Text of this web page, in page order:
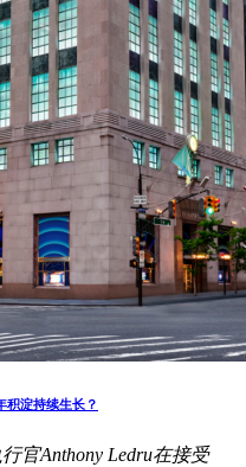
积淀持续生长？
官Anthony Ledru在接受